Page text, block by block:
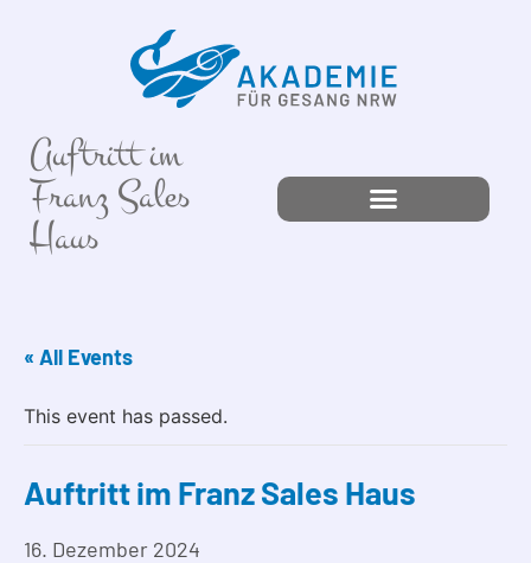
Auftritt im
Franz Sales
Haus
« All Events
This event has passed.
Auftritt im Franz Sales Haus
16. Dezember 2024